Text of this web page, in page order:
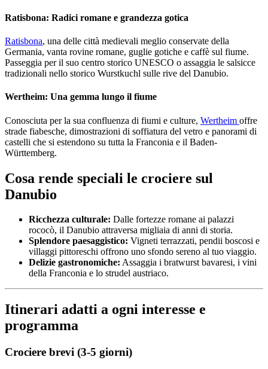
Ratisbona: Radici romane e grandezza gotica
Ratisbona, una delle città medievali meglio conservate della
Germania, vanta rovine romane, guglie gotiche e caffè sul fiume.
Passeggia per il suo centro storico UNESCO o assaggia le salsicce
tradizionali nello storico Wurstkuchl sulle rive del Danubio.
Wertheim: Una gemma lungo il fiume
Conosciuta per la sua confluenza di fiumi e culture, Wertheim offre
strade fiabesche, dimostrazioni di soffiatura del vetro e panorami di
castelli che si estendono su tutta la Franconia e il Baden-
Württemberg.
Cosa rende speciali le crociere sul
Danubio
Ricchezza culturale: Dalle fortezze romane ai palazzi
rococò, il Danubio attraversa migliaia di anni di storia.
Splendore paesaggistico: Vigneti terrazzati, pendii boscosi e
villaggi pittoreschi offrono uno sfondo sereno al tuo viaggio.
Delizie gastronomiche: Assaggia i bratwurst bavaresi, i vini
della Franconia e lo strudel austriaco.
Itinerari adatti a ogni interesse e
programma
Crociere brevi (3-5 giorni)